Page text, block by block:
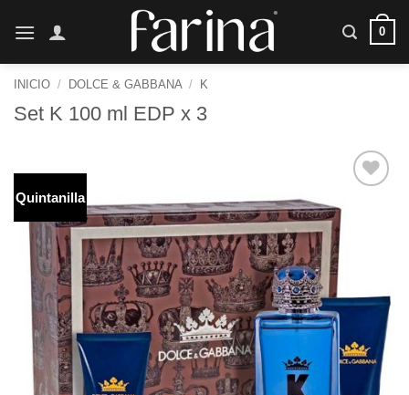
0
INICIO / DOLCE & GABBANA / K
Set K 100 ml EDP x 3
Quintanilla